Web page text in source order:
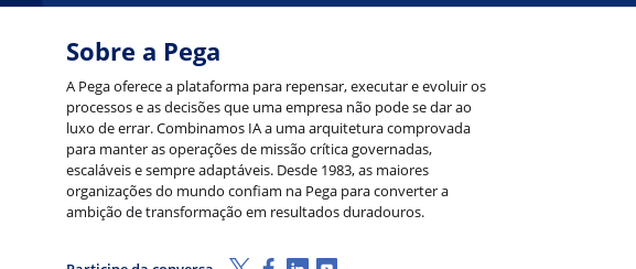
Sobre a Pega
A Pega oferece a plataforma para repensar, executar e evoluir os
processos e as decisões que uma empresa não pode se dar ao
luxo de errar. Combinamos IA a uma arquitetura comprovada
para manter as operações de missão crítica governadas,
escaláveis e sempre adaptáveis. Desde 1983, as maiores
organizações do mundo confiam na Pega para converter a
ambição de transformação em resultados duradouros.